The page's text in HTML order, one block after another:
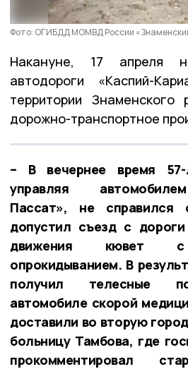
Фото: ОГИБДД МОМВД России
Накануне, 17 апреля
автодороги «Каспий-
территории Знаменского
дорожно-транспортное
– В вечернее время 57-
управляя
Пассат», не справился
допустил съезд с
движения кювет с
опрокидыванием. В
получил телесные
автомобиле скорой
доставили во вторую
больницу Тамбова, где
прокомментировал